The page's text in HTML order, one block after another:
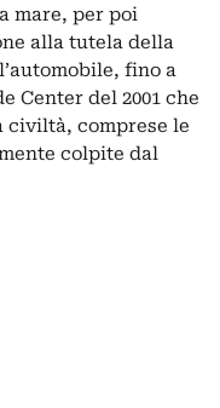
mare, per poi
alla tutela della
fino a
Center del 2001 che
civiltà, comprese le
colpite dal